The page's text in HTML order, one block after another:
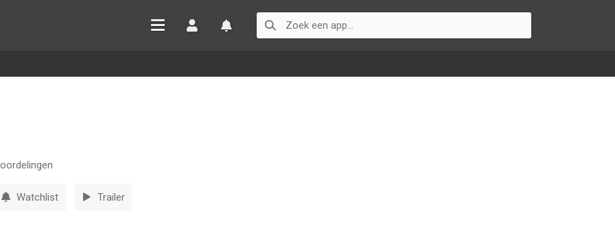
Watchlist Trailer